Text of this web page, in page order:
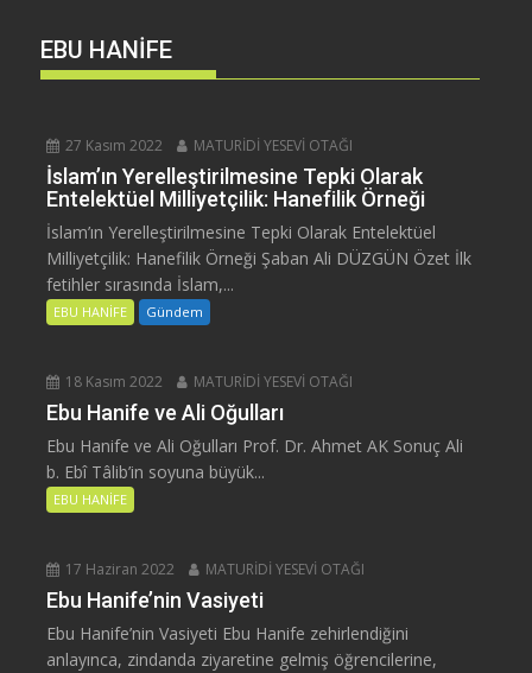
EBU HANİFE
27 Kasım 2022 MATURİDİ YESEVİ OTAĞI
İslam’ın Yerelleştirilmesine Tepki Olarak
Entelektüel Milliyetçilik: Hanefilik Örneği
İslam’ın Yerelleştirilmesine Tepki Olarak Entelektüel
Milliyetçilik: Hanefilik Örneği Şaban Ali DÜZGÜN Özet İlk
fetihler sırasında İslam,...
EBU HANİFE Gündem
18 Kasım 2022 MATURİDİ YESEVİ OTAĞI
Ebu Hanife ve Ali Oğulları
Ebu Hanife ve Ali Oğulları Prof. Dr. Ahmet AK Sonuç Ali
b. Ebî Tâlib’in soyuna büyük...
EBU HANİFE
17 Haziran 2022 MATURİDİ YESEVİ OTAĞI
Ebu Hanife’nin Vasiyeti
Ebu Hanife’nin Vasiyeti Ebu Hanife zehirlendiğini
anlayınca, zindanda ziyaretine gelmiş öğrencilerine,